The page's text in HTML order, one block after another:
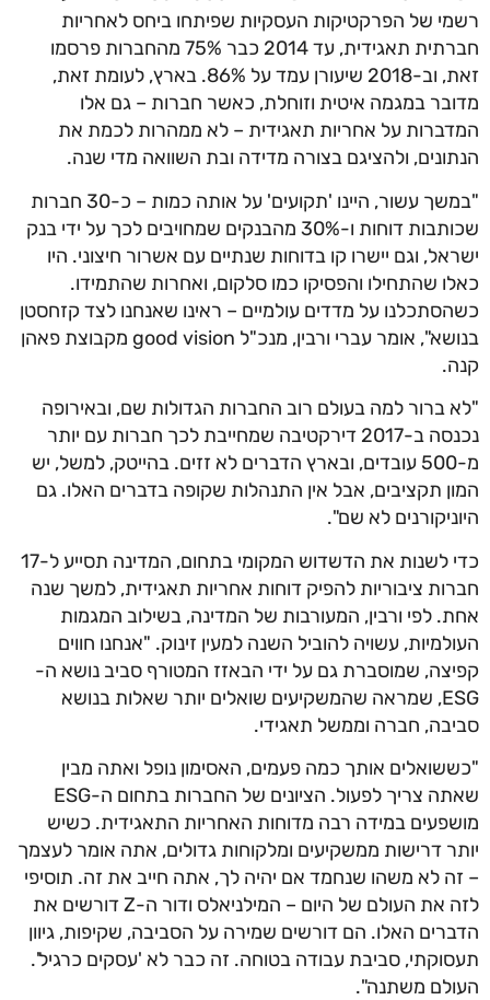
רשמי של הפרקטיקות העסקיות שפיתחו ביחס לאחריות
חברתית תאגידית, עד 2014 כבר 75% מהחברות פרסמו
זאת, וב-2018 שיעורן עמד על 86%. בארץ, לעומת זאת,
מדובר במגמה איטית וזוחלת, כאשר חברות – גם אלו
המדברות על אחריות תאגידית – לא ממהרות לכמת את
הנתונים, ולהציגם בצורה מדידה ובת השוואה מדי שנה.
"במשך עשור, היינו 'תקועים' על אותה כמות – כ-30 חברות
שכותבות דוחות ו-30% מהבנקים שמחויבים לכך על ידי בנק
ישראל, וגם יישרו קו בדוחות שנתיים עם אשרור חיצוני. היו
כאלו שהתחילו והפסיקו כמו סלקום, ואחרות שהתמידו.
כשהסתכלנו על מדדים עולמיים – ראינו שאנחנו לצד קזחסטן
בנושא", אומר עברי ורבין, מנכ"ל good vision מקבוצת פאהן
קנה.
"לא ברור למה בעולם רוב החברות הגדולות שם, ובאירופה
נכנסה ב-2017 דירקטיבה שמחייבת לכך חברות עם יותר
מ-500 עובדים, ובארץ הדברים לא זזים. בהייטק, למשל, יש
המון תקציבים, אבל אין התנהלות שקופה בדברים האלו. גם
היוניקורנים לא שם".
כדי לשנות את הדשדוש המקומי בתחום, המדינה תסייע ל-17
חברות ציבוריות להפיק דוחות אחריות תאגידית, למשך שנה
אחת. לפי ורבין, המעורבות של המדינה, בשילוב המגמות
העולמיות, עשויה להוביל השנה למעין זינוק. "אנחנו חווים
קפיצה, שמוסברת גם על ידי הבאזז המטורף סביב נושא ה-
ESG, שמראה שהמשקיעים שואלים יותר שאלות בנושא
סביבה, חברה וממשל תאגידי.
"כששואלים אותך כמה פעמים, האסימון נופל ואתה מבין
שאתה צריך לפעול. הציונים של החברות בתחום ה-ESG
מושפעים במידה רבה מדוחות האחריות התאגידית. כשיש
יותר דרישות ממשקיעים ומלקוחות גדולים, אתה אומר לעצמך
– זה לא משהו שנחמד אם יהיה לך, אתה חייב את זה. תוסיפי
לזה את העולם של היום – המילניאלס ודור ה-Z דורשים את
הדברים האלו. הם דורשים שמירה על הסביבה, שקיפות, גיוון
תעסוקתי, סביבת עבודה בטוחה. זה כבר לא 'עסקים כרגיל'.
העולם משתנה".